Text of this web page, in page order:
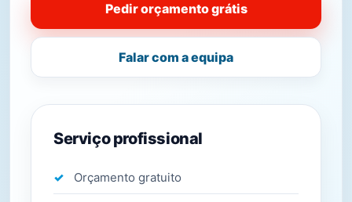
Pedir orçamento grátis
Falar com a equipa
Serviço profissional
Orçamento gratuito